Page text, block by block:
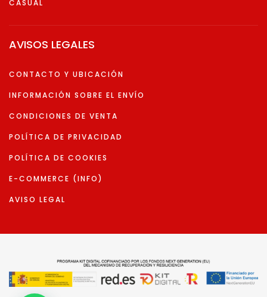
CASUAL
AVISOS LEGALES
CONTACTO Y UBICACIÓN
INFORMACIÓN SOBRE EL ENVÍO
CONDICIONES DE VENTA
POLÍTICA DE PRIVACIDAD
POLÍTICA DE COOKIES
E-COMMERCE (INFO)
AVISO LEGAL